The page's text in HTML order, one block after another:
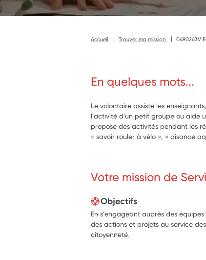
Accueil Trouver ma mission 0490263V
En quelques mots...
Le volontaire assiste les
l'activité d'un petit groupe ou aide
propose des activités pendant les
« savoir rouler à vélo », « aisance
Votre mission de
Objectifs
En s’engageant auprès des
des actions et projets au service
citoyenneté.